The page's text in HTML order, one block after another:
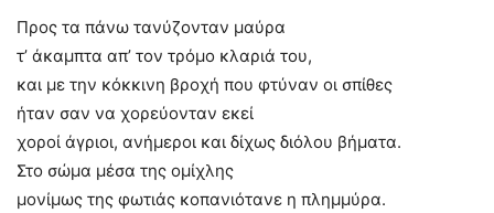
Προς τα πάνω τανύζονταν μαύρα
τ’ άκαμπτα απ’ τον τρόμο κλαριά του,
και με την κόκκινη βροχή που φτύναν οι σπίθες
ήταν σαν να χορεύονταν εκεί
χοροί άγριοι, ανήμεροι και δίχως διόλου βήματα.
Στο σώμα μέσα της ομίχλης
μονίμως της φωτιάς κοπανιότανε η πλημμύρα.